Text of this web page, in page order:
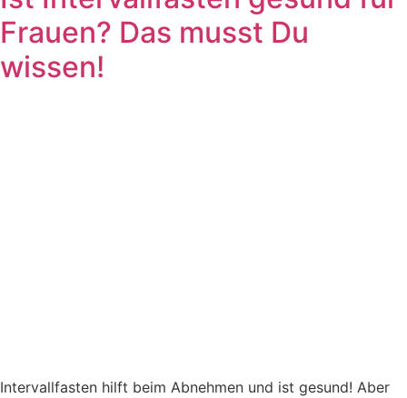
Frauen? Das musst Du
wissen!
Intervallfasten hilft beim Abnehmen und ist gesund! Aber